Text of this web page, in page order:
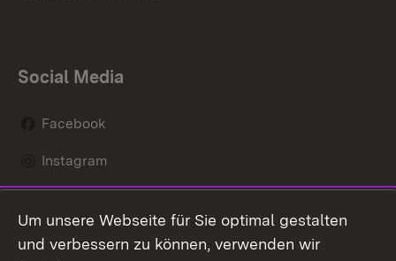
Social Media
Facebook
Instagram
Mastodon
Um unsere Webseite für Sie optimal gestalten
und verbessern zu können, verwenden wir